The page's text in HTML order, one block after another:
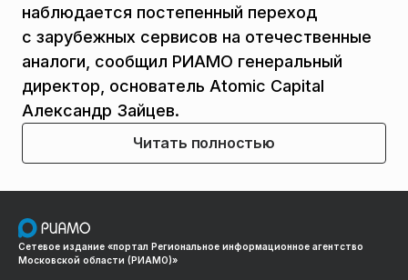
наблюдается постепенный переход
с зарубежных сервисов на отечественные
аналоги, сообщил РИАМО генеральный
директор, основатель Atomic Capital
Александр Зайцев.
Читать полностью
Сетевое издание «портал Региональное информационное агентство
Московской области (РИАМО)»